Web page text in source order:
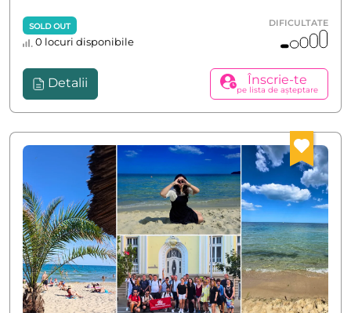
SOLD OUT
0 locuri disponibile
DIFICULTATE
Detalii Înscrie-te
pe lista de așteptare